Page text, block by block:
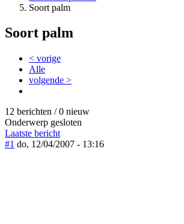
Soort palm
Soort palm
< vorige
Alle
volgende >
12 berichten / 0 nieuw
Onderwerp gesloten
Laatste bericht
#1 do, 12/04/2007 - 13:16